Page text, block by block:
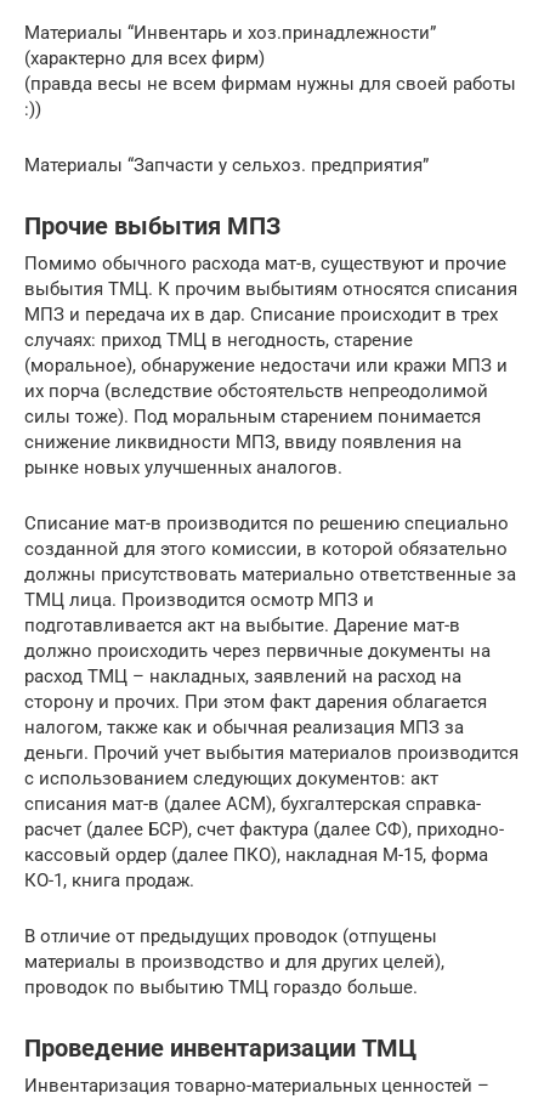
Материалы “Инвентарь и хоз.принадлежности”
(характерно для всех фирм)
(правда весы не всем фирмам нужны для своей работы
:))
Материалы “Запчасти у сельхоз. предприятия”
Прочие выбытия МПЗ
Помимо обычного расхода мат-в, существуют и прочие
выбытия ТМЦ. К прочим выбытиям относятся списания
МПЗ и передача их в дар. Списание происходит в трех
случаях: приход ТМЦ в негодность, старение
(моральное), обнаружение недостачи или кражи МПЗ и
их порча (вследствие обстоятельств непреодолимой
силы тоже). Под моральным старением понимается
снижение ликвидности МПЗ, ввиду появления на
рынке новых улучшенных аналогов.
Списание мат-в производится по решению специально
созданной для этого комиссии, в которой обязательно
должны присутствовать материально ответственные за
ТМЦ лица. Производится осмотр МПЗ и
подготавливается акт на выбытие. Дарение мат-в
должно происходить через первичные документы на
расход ТМЦ – накладных, заявлений на расход на
сторону и прочих. При этом факт дарения облагается
налогом, также как и обычная реализация МПЗ за
деньги. Прочий учет выбытия материалов производится
с использованием следующих документов: акт
списания мат-в (далее АСМ), бухгалтерская справка-
расчет (далее БСР), счет фактура (далее СФ), приходно-
кассовый ордер (далее ПКО), накладная М-15, форма
КО-1, книга продаж.
В отличие от предыдущих проводок (отпущены
материалы в производство и для других целей),
проводок по выбытию ТМЦ гораздо больше.
Проведение инвентаризации ТМЦ
Инвентаризация товарно-материальных ценностей –